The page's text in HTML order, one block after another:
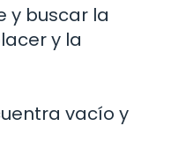
y buscar la
y la
vacío y